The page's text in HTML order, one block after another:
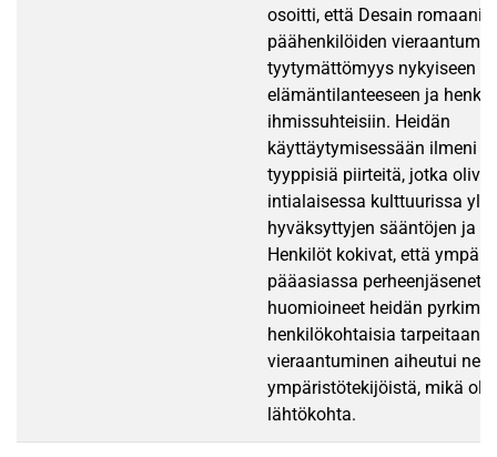
osoitti, että Desain
päähenkilöiden
tyytymättömyys nykyiseen
elämäntilanteeseen ja
ihmissuhteisiin. Heidän
käyttäytymisessään ilmeni
tyyppisiä piirteitä, jotka
intialaisessa kulttuurissa
hyväksyttyjen sääntöjen ja
Henkilöt kokivat, että
pääasiassa perheenjäsenet,
huomioineet heidän
henkilökohtaisia tarpeitaan.
vieraantuminen aiheutui
ympäristötekijöistä, mikä oli
lähtökohta.